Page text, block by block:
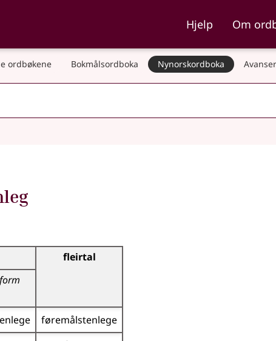
og NynorskordbokaHjelp Om
ordbøkene Bokmålsordboka Nynorskordboka
fleirtal
føremålstenlege